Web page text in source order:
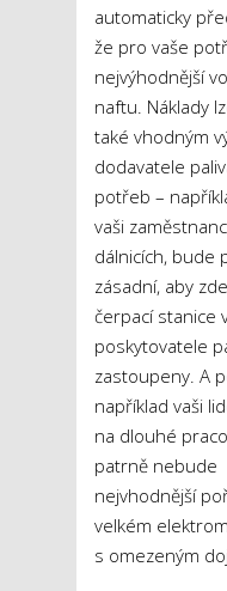
automaticky
že pro vaše
nejvýhodnější
naftu. Náklady
také vhodným
dodavatele
potřeb –
vaši
dálnicích, bude
zásadní, aby
čerpací stanice
poskytovatele
zastoupeny. A
například vaši
na dlouhé
patrně nebude
nejvhodnější
velkém
s omezeným